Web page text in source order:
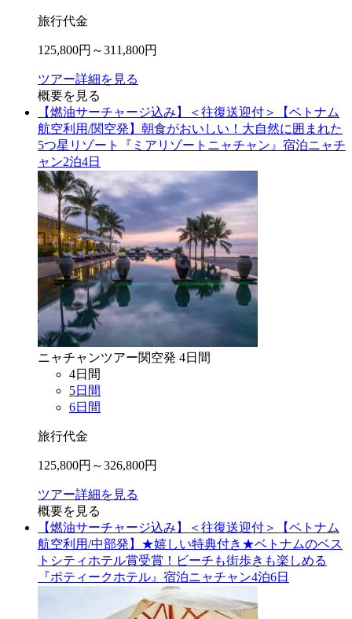
旅行代金
125,800円～311,800円
ツアー詳細を見る
概要を見る
【燃油サーチャージ込み】＜往復送迎付＞【ベトナム
航空利用/関空発】朝食がおいしい！大自然に囲まれた
5つ星リゾート『ミアリゾートニャチャン』宿泊ニャチ
ャン2泊4日
ニャチャンツアー関空発 4日間
4日間
5日間
6日間
旅行代金
125,800円～326,800円
ツアー詳細を見る
概要を見る
【燃油サーチャージ込み】＜往復送迎付＞【ベトナム
航空利用/中部発】★嬉しい特典付き★ベトナムのベス
トシティホテル賞受賞！ビーチも街歩きも楽しめる
『ポティークホテル』宿泊ニャチャン4泊6日